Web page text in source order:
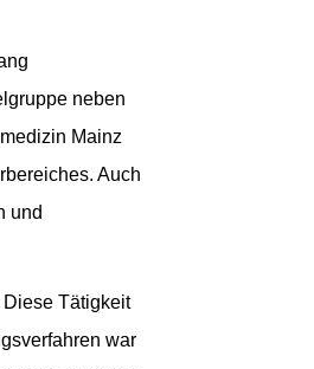
neben
Mainz
Auch
und
Tätigkeit
war